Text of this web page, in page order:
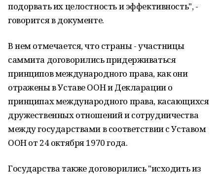
подорвать их целостность и эффективность", -
говорится в документе.
В нем отмечается, что страны - участницы
саммита договорились придерживаться
принципов международного права, как они
отражены в Уставе ООН и Декларации о
принципах международного права, касающихся
дружественных отношений и сотрудничества
между государствами в соответствии с Уставом
ООН от 24 октября 1970 года.
Государства также договорились "исходить из